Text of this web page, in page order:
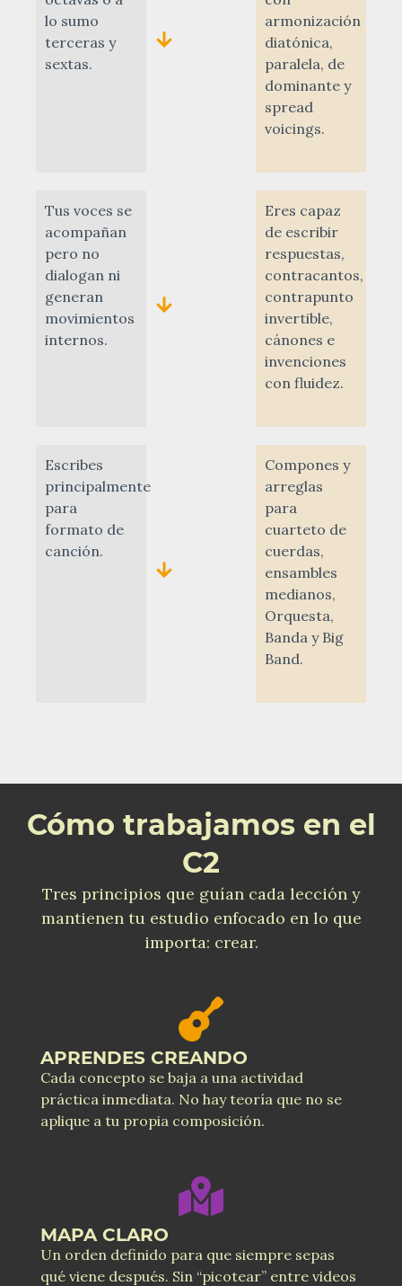
lo sumo
terceras y
sextas.
armonización
diatónica,
paralela, de
dominante y
spread
voicings.
Tus voces se
acompañan
pero no
dialogan ni
generan
movimientos
internos.
Eres capaz
de escribir
respuestas,
contracantos,
contrapunto
invertible,
cánones e
invenciones
con fluidez.
Escribes
principalmente
para
formato de
canción.
Compones y
arreglas
para
cuarteto de
cuerdas,
ensambles
medianos,
Orquesta,
Banda y Big
Band.
Cómo trabajamos en el
C2
Tres principios que guían cada lección y
mantienen tu estudio enfocado en lo que
importa: crear.
APRENDES CREANDO
Cada concepto se baja a una actividad
práctica inmediata. No hay teoría que no se
aplique a tu propia composición.
MAPA CLARO
Un orden definido para que siempre sepas
qué viene después. Sin “picotear” entre videos